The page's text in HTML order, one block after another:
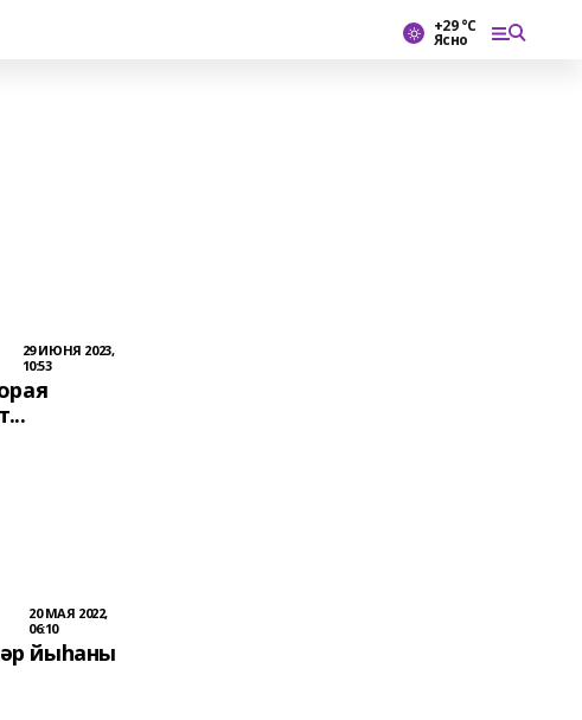
+29 °С
Ясно
29 ИЮНЯ 2023,
10:53
20 МАЯ 2022,
06:10
йыһаны